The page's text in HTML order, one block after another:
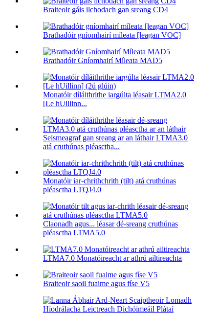
Braiteoir gáis ilchodach gan sreang CD4
Brathadóir gníomhairí míleata [leagan VOC]
Brathadóir Gníomhairí Míleata MAD5
Monatóir díláithrithe iargúlta léasair LTMA2.0
[Le hUillinn...
Seismeagraf gan sreang ar an láthair LTMA3.0
atá cruthúnas pléasctha...
Monatóir iar-chrithchrith (tilt) atá cruthúnas
pléasctha LTQJ4.0
Claonadh agus... léasar dé-sreang cruthúnas
pléasctha LTMA5.0
LTMA7.0 Monatóireacht ar athrú ailtireachta
Braiteoir saoil fuaime agus físe V5